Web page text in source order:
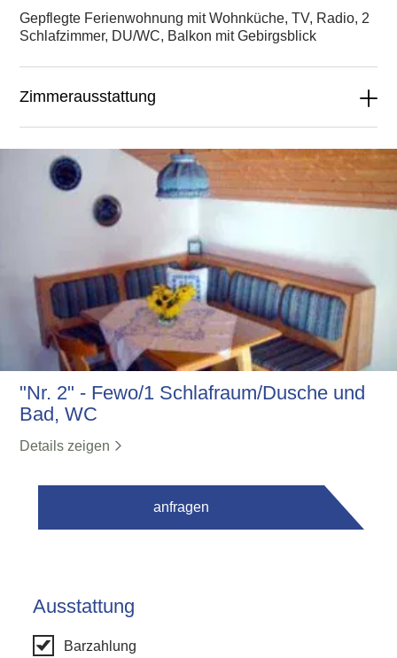
Gepflegte Ferienwohnung mit Wohnküche, TV, Radio, 2
Schlafzimmer, DU/WC, Balkon mit Gebirgsblick
Zimmerausstattung
"Nr. 2" - Fewo/1 Schlafraum/Dusche und
Bad, WC
Details zeigen
anfragen
Ausstattung
Barzahlung